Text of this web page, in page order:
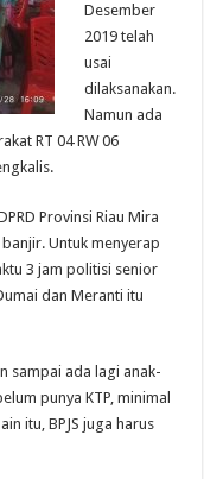
Desember
2019 telah
usai
dilaksanakan.
Namun ada
RT 04 RW 06
Provinsi Riau Mira
Untuk menyerap
3 jam politisi senior
dan Meranti itu
sampai ada lagi anak-
punya KTP, minimal
itu, BPJS juga harus